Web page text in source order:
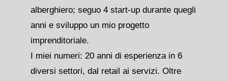
alberghiero; seguo 4 start-up durante quegli
anni e sviluppo un mio progetto
imprenditoriale.
I miei numeri: 20 anni di esperienza in 6
diversi settori, dal retail ai servizi. Oltre